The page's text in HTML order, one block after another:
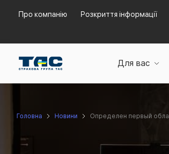
Про компанію Розкриття інформації
Для вас
Головна Новини Определен первый